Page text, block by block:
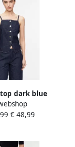
dark blue
€ 48,99